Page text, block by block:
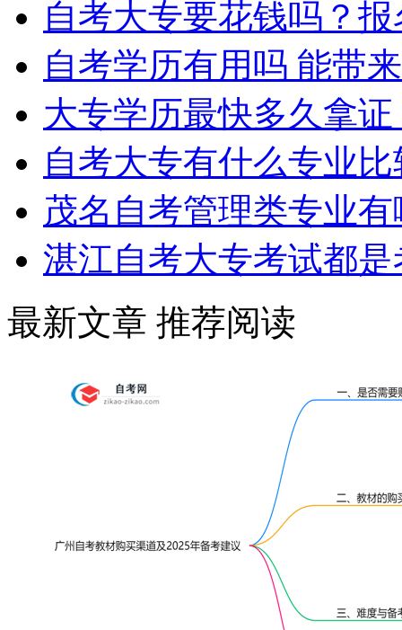
自考大专要花钱吗？
自考学历有用吗 能带
大专学历最快多久拿证
自考大专有什么专业
茂名自考管理类专业
湛江自考大专考试都
最新文章 推荐阅读